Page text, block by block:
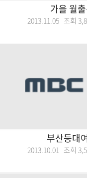
가을 월
2013.11.05 조회
부산등대
2013.10.01 조회